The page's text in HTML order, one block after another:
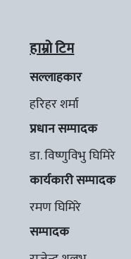
हाम्रो टिम
सल्लाहकार
हरिहर शर्मा
प्रधान सम्पादक
डा. विष्णुविभु घिमिरे
कार्यकारी सम्पादक
रमण घिमिरे
सम्पादक